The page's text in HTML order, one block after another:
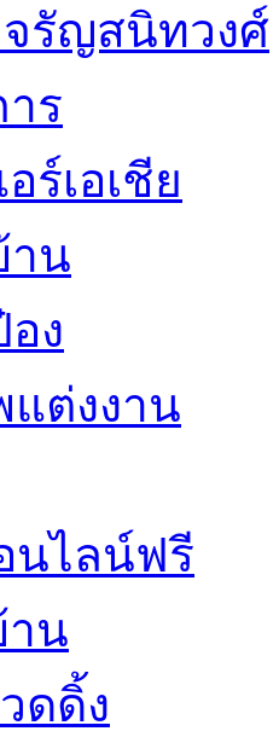
รัญสนิทวงศ์
ร
ร์เอเชีย
าน
ง
ต่งงาน
นไลน์ฟรี
าน
ดดิ้ง